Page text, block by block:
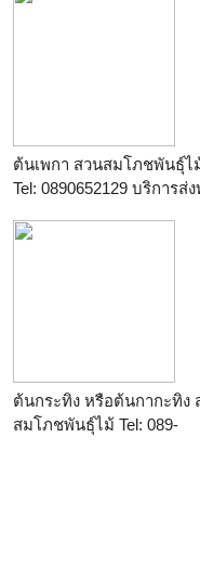
ต้นเพกา สวนสมโภชพันธุ์ไ
Tel: 0890652129 บริการส่
ต้นกระทิง หรือต้นกากะทิง
สมโภชพันธุ์ไม้ Tel: 089-